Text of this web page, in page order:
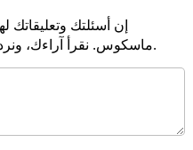
إن أسئلتك
ماسكوس. نقرأ آراءك، ونرد عليها، بناء على طلبكم في أسرع وقت ممكن.